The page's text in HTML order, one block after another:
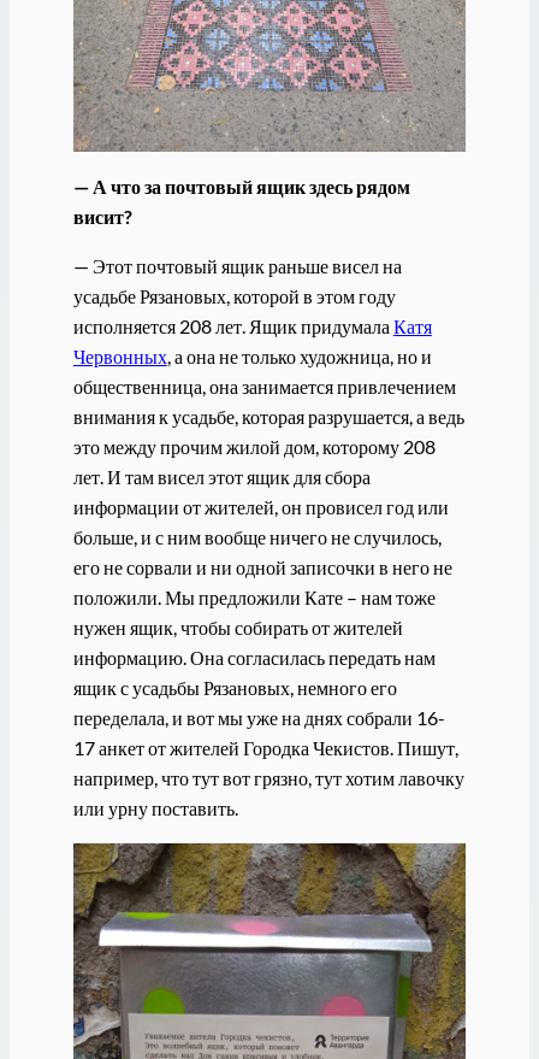
— А что за почтовый ящик здесь рядом
висит?
— Этот почтовый ящик раньше висел на
усадьбе Рязановых, которой в этом году
исполняется 208 лет. Ящик придумала Катя
Червонных, а она не только художница, но и
общественница, она занимается привлечением
внимания к усадьбе, которая разрушается, а ведь
это между прочим жилой дом, которому 208
лет. И там висел этот ящик для сбора
информации от жителей, он провисел год или
больше, и с ним вообще ничего не случилось,
его не сорвали и ни одной записочки в него не
положили. Мы предложили Кате – нам тоже
нужен ящик, чтобы собирать от жителей
информацию. Она согласилась передать нам
ящик с усадьбы Рязановых, немного его
переделала, и вот мы уже на днях собрали 16-
17 анкет от жителей Городка Чекистов. Пишут,
например, что тут вот грязно, тут хотим лавочку
или урну поставить.